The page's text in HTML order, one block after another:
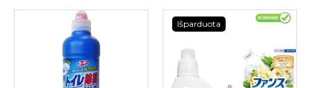
Išparduota